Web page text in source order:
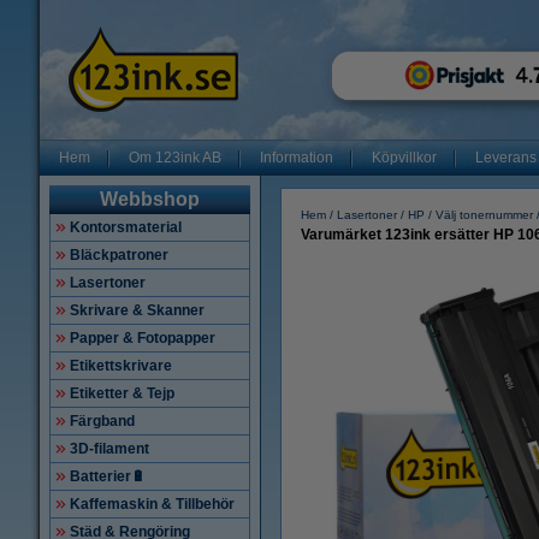
Hem Om 123ink AB Information Köpvillkor Leverans
Webbshop
Kontorsmaterial
Bläckpatroner
Lasertoner
Skrivare & Skanner
Papper & Fotopapper
Etikettskrivare
Etiketter & Tejp
Färgband
3D-filament
Batterier🔋
Kaffemaskin & Tillbehör
Städ & Rengöring
Hem Lasertoner HP Välj tonernummer
Varumärket 123ink ersätter HP